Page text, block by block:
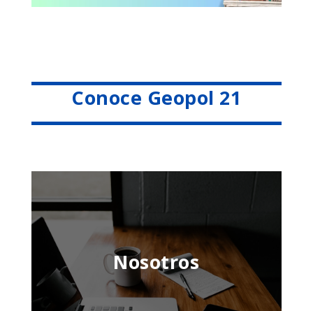
Conoce Geopol 21
Nosotros